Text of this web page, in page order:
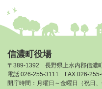
信濃町役場
〒389-1392 長野県上水内郡信濃
電話:026-255-3111 FAX:026-
開庁時間：月曜日～金曜日（祝日